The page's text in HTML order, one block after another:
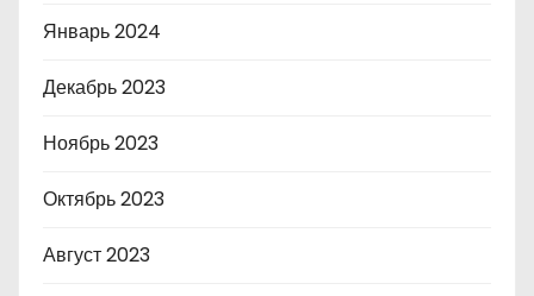
Январь 2024
Декабрь 2023
Ноябрь 2023
Октябрь 2023
Август 2023